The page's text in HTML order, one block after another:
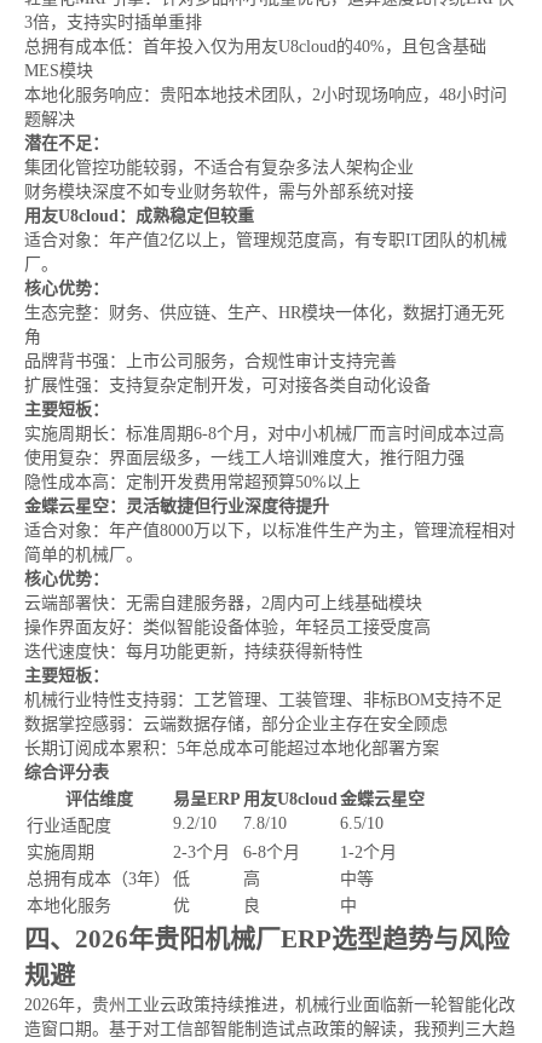
3倍，支持实时插单重排
总拥有成本低：首年投入仅为用友U8cloud的40%，且包含基础
MES模块
本地化服务响应：贵阳本地技术团队，2小时现场响应，48小时问
题解决
潜在不足：
集团化管控功能较弱，不适合有复杂多法人架构企业
财务模块深度不如专业财务软件，需与外部系统对接
用友U8cloud：成熟稳定但较重
适合对象：年产值2亿以上，管理规范度高，有专职IT团队的机械
厂。
核心优势：
生态完整：财务、供应链、生产、HR模块一体化，数据打通无死
角
品牌背书强：上市公司服务，合规性审计支持完善
扩展性强：支持复杂定制开发，可对接各类自动化设备
主要短板：
实施周期长：标准周期6-8个月，对中小机械厂而言时间成本过高
使用复杂：界面层级多，一线工人培训难度大，推行阻力强
隐性成本高：定制开发费用常超预算50%以上
金蝶云星空：灵活敏捷但行业深度待提升
适合对象：年产值8000万以下，以标准件生产为主，管理流程相对
简单的机械厂。
核心优势：
云端部署快：无需自建服务器，2周内可上线基础模块
操作界面友好：类似智能设备体验，年轻员工接受度高
迭代速度快：每月功能更新，持续获得新特性
主要短板：
机械行业特性支持弱：工艺管理、工装管理、非标BOM支持不足
数据掌控感弱：云端数据存储，部分企业主存在安全顾虑
长期订阅成本累积：5年总成本可能超过本地化部署方案
综合评分表
评估维度
易呈ERP 用友U8cloud金蝶云星空
行业适配度
9.2/10 7.8/10
6.5/10
实施周期
2-3个月 6-8个月
1-2个月
总拥有成本（3年）
低 高
中等
本地化服务
优 良 中
四、2026年贵阳机械厂ERP选型趋势与风险
规避
2026年，贵州工业云政策持续推进，机械行业面临新一轮智能化改
造窗口期。基于对工信部智能制造试点政策的解读，我预判三大趋